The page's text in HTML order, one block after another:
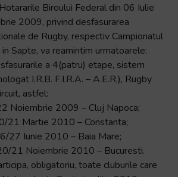
Biroului Federal din 06 Iulie
2009, privind desfasurarea
de Rugby, respectiv Campionatul
Sapte, va reamintim urmatoarele:
a 4(patru) etape, sistem
I.R.B. F.I.R.A. – A.E.R.), Rugby
astfel:
Noiembrie 2009 – Cluj Napoca;
21 Martie 2010 – Constanta;
27 Iunie 2010 – Baia Mare;
21 Noiembrie 2010 – Bucuresti.
obligatoriu, toate cluburile care